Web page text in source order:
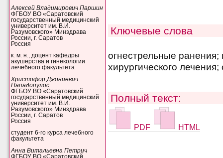
Алексей Владимирович Паршин
ФГБОУ ВО «Саратовский
государственный медицинский
университет им. В.И.
Разумовского» Минздрава
России, г. Саратов
Россия
к. м. н., доцент кафедры
акушерства и гинекологии
лечебного факультета
Христофор Джониевич
Пападопулос
ФГБОУ ВО «Саратовский
государственный медицинский
университет им. В.И.
Разумовского» Минздрава
России, г. Саратов
Россия
студент 6-го курса лечебного
факультета
Анна Витальевна Петрич
ФГБОУ ВО «Саратовский
Ключевые слова
огнестрельные
хирургического
Полный текст:
PDF HTML